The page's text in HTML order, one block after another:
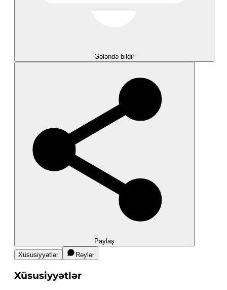
Gələndə bildir
Paylaş
Xüsusiyyətlər
Rəylər
Xüsusiyyətlər